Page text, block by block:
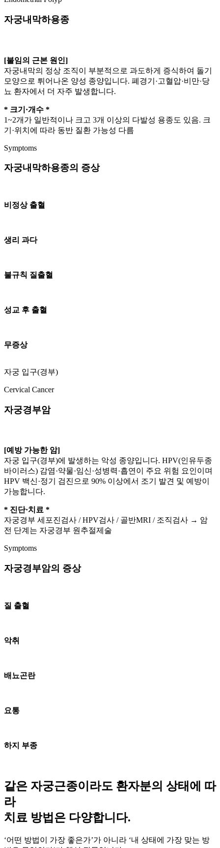
자궁내막하용종
[불임의 근본 원인]
자궁내막의 정상 조직이 부분적으로 과도하게 증식하여 돌기
모양으로 튀어나온 양성 종양입니다. 폐경기·고혈압·비만·당
뇨 환자에서 더 자주 발생합니다.
* 크기·개수 *
1~2개가 일반적이나 크고 3개 이상의 다발성 용종도 있음. 크
기·위치에 따라 동반 질환 가능성 다름
Symptoms
자궁내막하용종의 증상
비정상 출혈
생리 과다
불규칙 질출혈
성교 후 출혈
무증상
자궁 입구(경부)
Cervical Cancer
자궁경부암
[예방 가능한 암]
자궁 입구(경부)에 발생하는 악성 종양입니다. HPV(인유두종
바이러스) 감염·약물·임신·성병력·흡연이 주요 위험 요인이며
HPV 백신·정기 검진으로 90% 이상에서 조기 발견 및 예방이
가능합니다.
* 진단·치료 *
자궁경부 세포진검사 / HPV검사 / 골반MRI / 조직검사 → 암
전 단계는 자궁경부 원추절제술
Symptoms
자궁경부암의 증상
질 출혈
악취
배뇨곤란
요통
하지 부종
같은 자궁근종이라도 환자분의 상태에 따
라
치료 방법은 다양합니다.
‘어떤 방법이 가장 좋은가’가 아니라 ‘내 상태에 가장 맞는 방